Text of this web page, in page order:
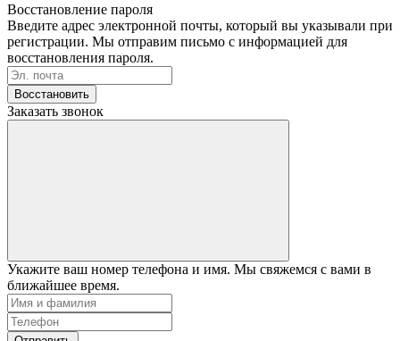
Восстановление пароля
Введите адрес электронной почты, который вы указывали при
регистрации. Мы отправим письмо с информацией для
восстановления пароля.
Восстановить
Заказать звонок
Укажите ваш номер телефона и имя. Мы свяжемся с вами в
ближайшее время.